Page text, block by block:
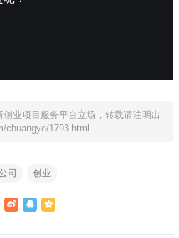
业项目服务平台立场，转载请注明出
chuangye/1793.html
司 创业